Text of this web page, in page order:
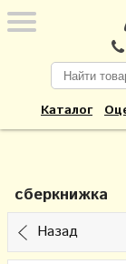
Каталог
сберкнижка
Назад